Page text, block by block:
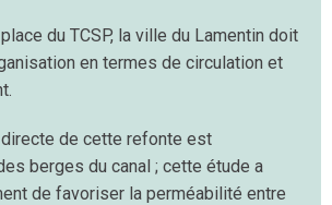
du TCSP, la ville du Lamentin doit
en termes de circulation et
de cette refonte est
berges du canal ; cette étude a
de favoriser la perméabilité entre